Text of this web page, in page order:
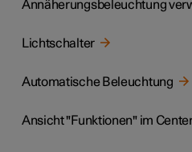
Annäherungsbeleuchtung
Lichtschalter
Automatische Beleuchtung
Ansicht "Funktionen" im